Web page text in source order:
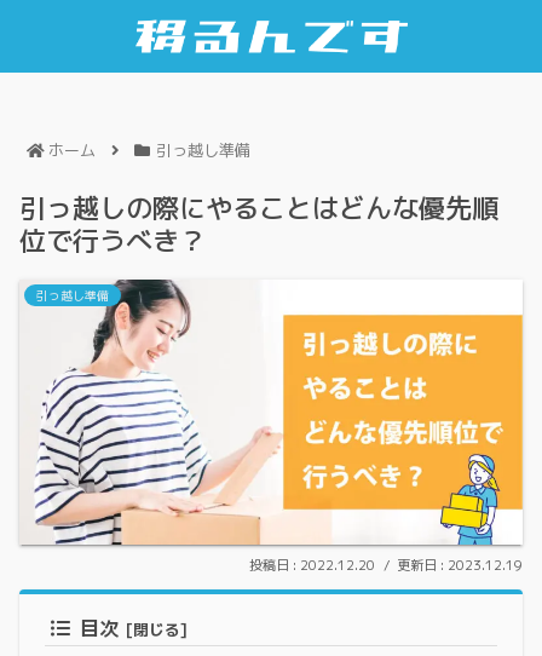
ホーム 引っ越し準備
引っ越しの際にやることはどんな優先順
位で行うべき？
引っ越し準備
2022.12.20 2023.12.19
目次